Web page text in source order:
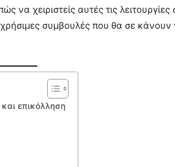
χειριστείς αυτές τις λειτουργίες
συμβουλές που θα σε κάνουν
επικόλληση